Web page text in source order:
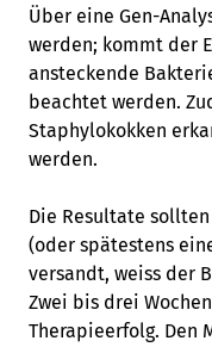
Über eine Gen-
werden; kommt der
ansteckende
beachtet werden.
Staphylokokken
werden.
Die Resultate sollten
(oder spätestens
versandt, weiss der
Zwei bis drei
Therapieerfolg. Den